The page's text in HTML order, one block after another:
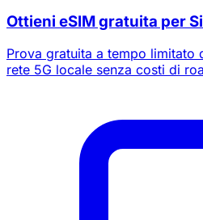
Ottieni eSIM gratuita per
Prova gratuita a tempo limitato
rete 5G locale senza costi di